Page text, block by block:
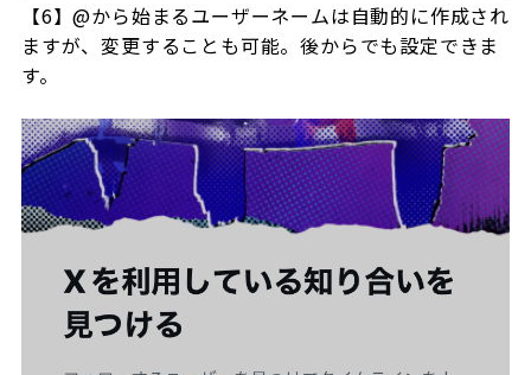
【6】@から始まるユーザーネームは自動的に作成され
ますが、変更することも可能。後からでも設定できま
す。